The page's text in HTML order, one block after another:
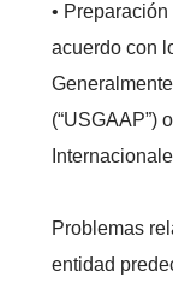
•
acuerdo con
(“USGAAP”)
Problemas
entidad